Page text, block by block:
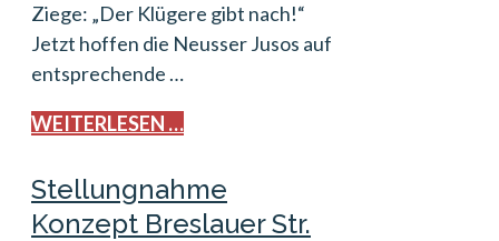
Ziege: „Der Klügere gibt nach!“
Jetzt hoffen die Neusser Jusos auf
entsprechende …
WEITERLESEN …
Stellungnahme
Konzept Breslauer Str.